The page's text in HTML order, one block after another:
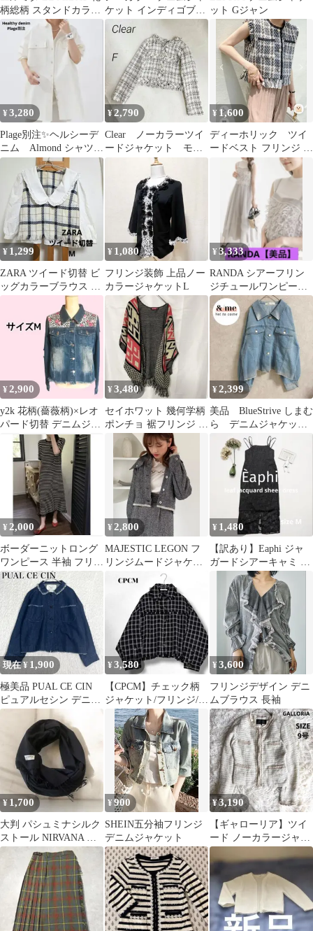
柄総柄 スタンドカラー
ブラウス コットン 薄手
ケット インディゴブル
ー
ット Gジャン
¥3,280
Plage別注✨ヘルシーデ
ニム Almond シャツ
ジャケット オーバー
サイズ
¥2,790
Clear ノーカラーツイ
ードジャケット モノ
トーン フリンジ パ
ールボタン
¥ 1,600
ディーホリック ツイ
ードベスト フリンジ チ
ェック
¥ 1,299
ZARA ツイード切替 ビ
ッグカラーブラウス M
フリル襟 チェック 長袖
¥ 1,080
フリンジ装飾 上品ノー
カラージャケットL
¥3,333
RANDA シアーフリン
ジチュールワンピース
グレー サイズ1
¥2,900
y2k 花柄(薔薇柄)×レオ
パード切替 デニムジャ
ケット Mサイズ
¥3,480
セイホワット 幾何学柄
ポンチョ 裾フリンジ M
黒赤白 ニット お出かけ
¥2,399
美品 BlueStrive しまむ
ら デニムジャケッ
ト Gジャン フリン
ジ ラメ
¥ 2,000
ボーダーニットロング
ワンピース 半袖 フリン
ジ ブラック 黒 韓国 大
人
¥2,800
MAJESTIC LEGON フ
リンジムードジャケッ
ト（BLACK）
¥ 1,480
【訳あり】Eaphi ジャ
ガードシアーキャミ ワ
ンピース 黒 M 着回し
ドレス
現在 ¥ 1,900
極美品 PUAL CE CIN
ピュアルセシン デニム
ジャケット フリンジ
¥3,580
【CPCM】チェック柄
ジャケット/フリンジ/ド
ロップショルダー/クロ
ップド丈/F
¥3,600
フリンジデザイン デニ
ムブラウス 長袖
¥ 1,700
大判 パシュミナシルク
ストール NIRVANA ブ
ラック 無地
¥900
SHEIN五分袖フリンジ
デニムジャケット
¥3,190
【ギャローリア】ツイ
ード ノーカラージャケ
ット 9号